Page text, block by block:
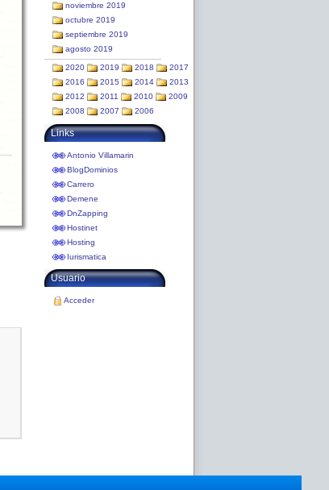
noviembre 2019
octubre 2019
septiembre 2019
agosto 2019
2020 2019 2018
2017
2016
2015 2014
2013
2012
2011 2010
2009
2008
2007 2006
Links
Antonio Villamarin
BlogDominios
Carrero
Demene
DnZapping
Hostinet
Hosting
Iurismatica
Usuario
Acceder